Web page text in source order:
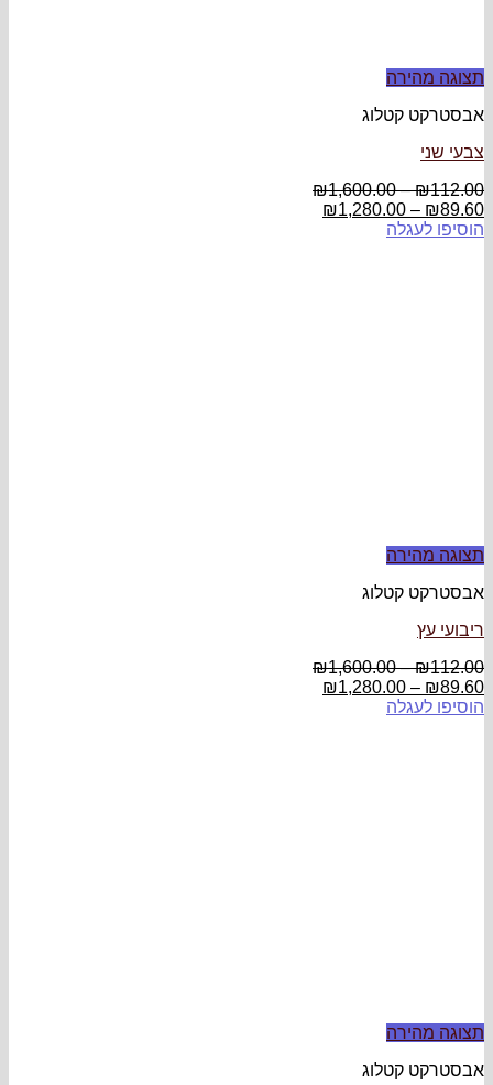
תצוגה מהירה
אבסטרקט קטלוג
צבעי שני
₪112.00
–
₪1,600.00
₪89.60
–
₪1,280.00
הוסיפו לעגלה
תצוגה מהירה
אבסטרקט קטלוג
ריבועי עץ
₪112.00
–
₪1,600.00
₪89.60
–
₪1,280.00
הוסיפו לעגלה
תצוגה מהירה
אבסטרקט קטלוג